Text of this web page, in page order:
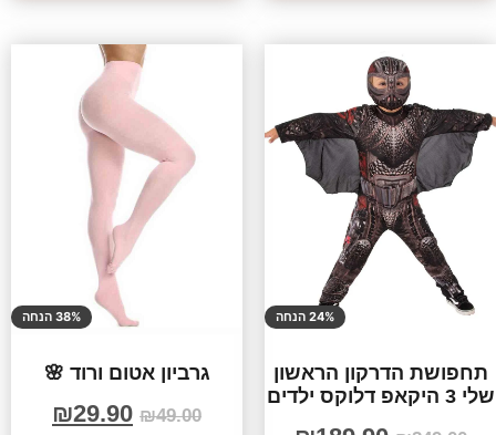
24% הנחה
תחפושת הדרקון הראשון
שלי 3 היקאפ דלוקס ילדים
38% הנחה
גרביון אטום ורוד 🌸
₪49.00
₪29.90